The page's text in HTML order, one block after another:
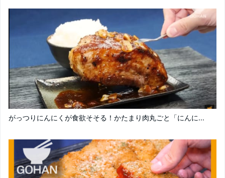
がっつりにんにくが食欲そそる！かたまり肉丸ごと「にんに...